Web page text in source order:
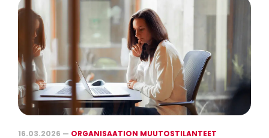
16.03.2026 — ORGANISAATION MUUTOSTILANTEET